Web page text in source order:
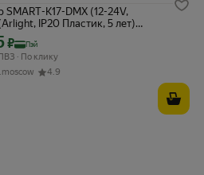
SMART-K17-DMX (12-24V,
IP20 Пластик, 5 лет)
Яндекс Пэй 31285 ₽ вместо
₽ Пэй
ПВЗ
По клику
4.9